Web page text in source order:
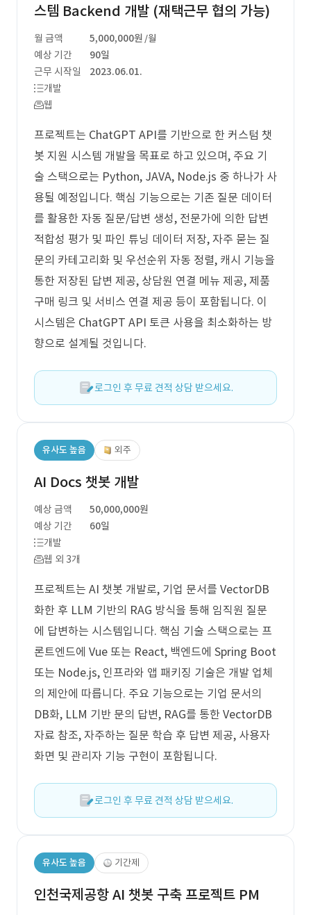
스템 Backend 개발 (재택근무 협의 가능)
월 금액 5,000,000원 /월
예상 기간
90일
근무 시작일
2023.06.01.
개발
웹
프로젝트는 ChatGPT API를 기반으로 한 커스텀 챗
봇 지원 시스템 개발을 목표로 하고 있으며, 주요 기
술 스택으로는 Python, JAVA, Node.js 중 하나가 사
용될 예정입니다. 핵심 기능으로는 기존 질문 데이터
를 활용한 자동 질문/답변 생성, 전문가에 의한 답변
적합성 평가 및 파인 튜닝 데이터 저장, 자주 묻는 질
문의 카테고리화 및 우선순위 자동 정렬, 캐시 기능을
통한 저장된 답변 제공, 상담원 연결 메뉴 제공, 제품
구매 링크 및 서비스 연결 제공 등이 포함됩니다. 이
시스템은 ChatGPT API 토큰 사용을 최소화하는 방
향으로 설계될 것입니다.
로그인 후 무료 견적 상담 받으세요.
유사도 높음 외주
AI Docs 챗봇 개발
예상 금액
50,000,000원
예상 기간
60일
개발
웹 외 3개
프로젝트는 AI 챗봇 개발로, 기업 문서를 VectorDB
화한 후 LLM 기반의 RAG 방식을 통해 임직원 질문
에 답변하는 시스템입니다. 핵심 기술 스택으로는 프
론트엔드에 Vue 또는 React, 백엔드에 Spring Boot
또는 Node.js, 인프라와 앱 패키징 기술은 개발 업체
의 제안에 따릅니다. 주요 기능으로는 기업 문서의
DB화, LLM 기반 문의 답변, RAG를 통한 VectorDB
자료 참조, 자주하는 질문 학습 후 답변 제공, 사용자
화면 및 관리자 기능 구현이 포함됩니다.
로그인 후 무료 견적 상담 받으세요.
유사도 높음 기간제
인천국제공항 AI 챗봇 구축 프로젝트 PM